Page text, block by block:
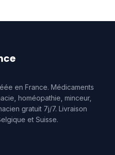
en France. Médicaments
homéopathie, minceur,
gratuit 7j/7. Livraison
et Suisse.